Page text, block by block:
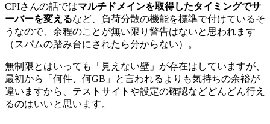
CPIさんの話ではマルチドメインを取得したタイミングでサ
ーバーを変えるなど、負荷分散の機能を標準で付けているそ
うなので、余程のことが無い限り警告はないと思われます
（スパムの踏み台にされたら分からない）。
無制限とはいっても「見えない壁」が存在はしていますが、
最初から「何件、何GB」と言われるよりも気持ちの余裕が
違いますから、テストサイトや設定の確認などどんどん行え
るのはいいと思います。